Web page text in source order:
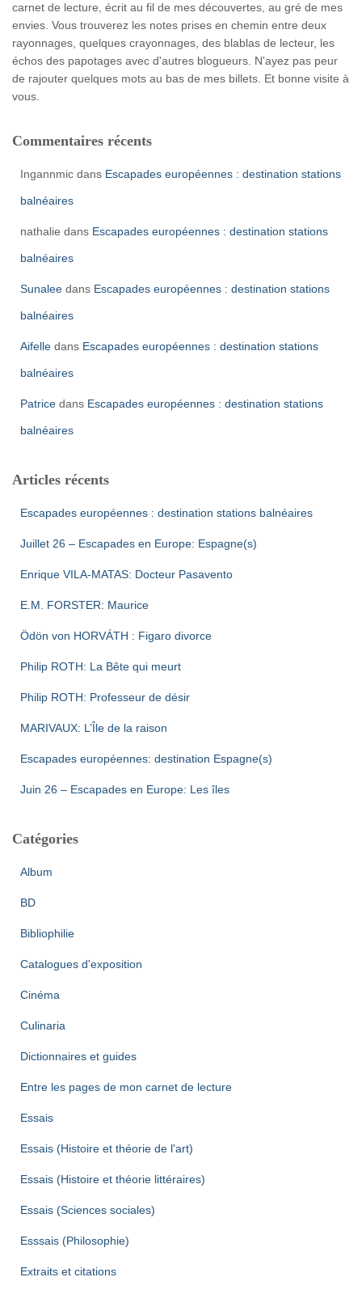
carnet de lecture, écrit au fil de mes découvertes, au gré de mes
envies. Vous trouverez les notes prises en chemin entre deux
rayonnages, quelques crayonnages, des blablas de lecteur, les
échos des papotages avec d'autres blogueurs. N'ayez pas peur
de rajouter quelques mots au bas de mes billets. Et bonne visite à
vous.
Commentaires récents
Ingannmic dans Escapades européennes : destination stations
balnéaires
nathalie dans Escapades européennes : destination stations
balnéaires
Sunalee dans Escapades européennes : destination stations
balnéaires
Aifelle dans Escapades européennes : destination stations
balnéaires
Patrice dans Escapades européennes : destination stations
balnéaires
Articles récents
Escapades européennes : destination stations balnéaires
Juillet 26 – Escapades en Europe: Espagne(s)
Enrique VILA-MATAS: Docteur Pasavento
E.M. FORSTER: Maurice
Ödön von HORVÁTH : Figaro divorce
Philip ROTH: La Bête qui meurt
Philip ROTH: Professeur de désir
MARIVAUX: L’Île de la raison
Escapades européennes: destination Espagne(s)
Juin 26 – Escapades en Europe: Les îles
Catégories
Album
BD
Bibliophilie
Catalogues d'exposition
Cinéma
Culinaria
Dictionnaires et guides
Entre les pages de mon carnet de lecture
Essais
Essais (Histoire et théorie de l'art)
Essais (Histoire et théorie littéraires)
Essais (Sciences sociales)
Esssais (Philosophie)
Extraits et citations